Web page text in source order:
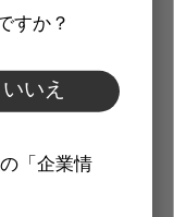
すか？
いいえ
「企業情
能